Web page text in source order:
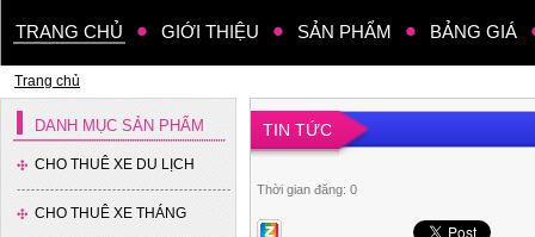
TRANG CHỦ GIỚI THIỆU SẢN PHẨM BẢNG GIÁ
Trang chủ
DANH MỤC SẢN PHẨM
CHO THUÊ XE DU LỊCH
CHO THUÊ XE THÁNG
Xe 35 chỗ - Thaco
TIN TỨC
Thời gian đăng: 0